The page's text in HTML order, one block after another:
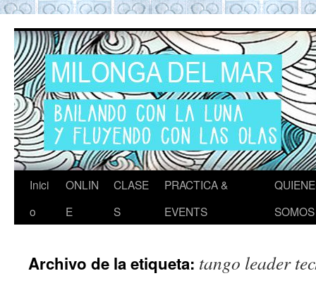
Tango en Barcelona
Tango en Barcelona. Clases de Tango en
Barcelona. Show Tango. Zapatos Tango.
Eventos. Private Tango Lesson. Rooftop
Tango experience Barcelona. Milongas y
practicas de Tango Barcelona
Inici
o
ONLIN
E
CLASE
S
PRACTICA &
EVENTS
SOMOS
Archivo de la etiqueta: tango leader